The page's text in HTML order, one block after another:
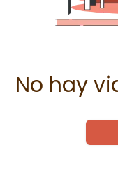
No hay